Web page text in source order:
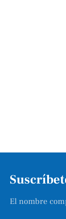
El nombre